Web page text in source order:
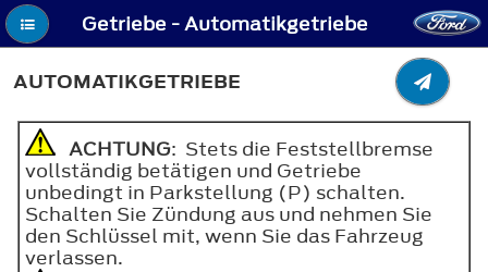
Getriebe - Automatikgetriebe
AUTOMATIKGETRIEBE
ACHTUNG: Stets die Feststellbremse
vollständig betätigen und Getriebe
unbedingt in Parkstellung (P) schalten.
Schalten Sie Zündung aus und nehmen Sie
den Schlüssel mit, wenn Sie das Fahrzeug
verlassen.